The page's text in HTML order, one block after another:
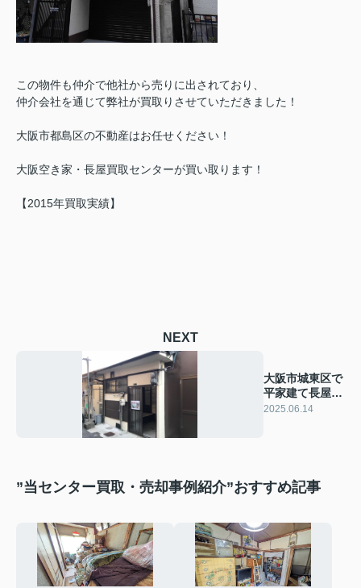
この物件も仲介で他社から売りに出されており、
仲介会社を通じて弊社が買取りさせていただきました！
大阪市都島区の不動産はお任せください！
大阪空き家・長屋買取センターが買い取ります！
【2015年買取実績】
NEXT
大阪市城東区で
平家建て長屋売
却
2025.06.14
”当センター買取・売却事例紹介”おすすめ記事